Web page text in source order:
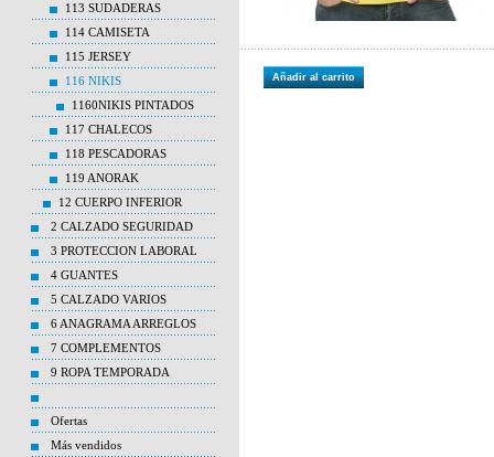
113 SUDADERAS
114 CAMISETA
115 JERSEY
116 NIKIS
1160NIKIS PINTADOS
117 CHALECOS
118 PESCADORAS
119 ANORAK
12 CUERPO INFERIOR
2 CALZADO SEGURIDAD
3 PROTECCION LABORAL
4 GUANTES
5 CALZADO VARIOS
6 ANAGRAMA ARREGLOS
7 COMPLEMENTOS
9 ROPA TEMPORADA
Ofertas
Más vendidos
Añadir al carrito